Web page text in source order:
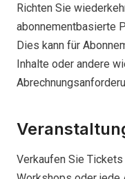
Richten Sie
abonnementbasierte
Dies kann für
Inhalte oder andere
Verkaufen Sie